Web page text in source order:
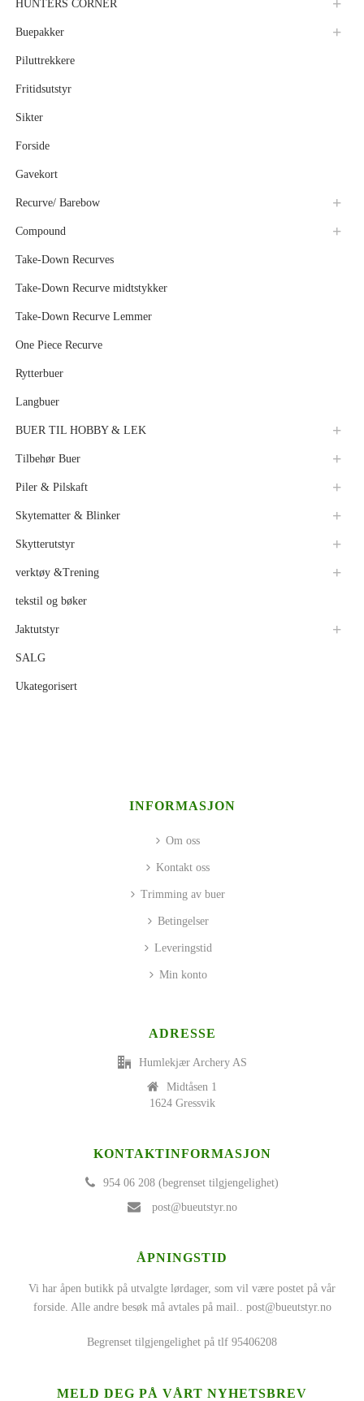
HUNTERS CORNER
Buepakker
Piluttrekkere
Fritidsutstyr
Sikter
Forside
Gavekort
Recurve/ Barebow
Compound
Take-Down Recurves
Take-Down Recurve midtstykker
Take-Down Recurve Lemmer
One Piece Recurve
Rytterbuer
Langbuer
BUER TIL HOBBY & LEK
Tilbehør Buer
Piler & Pilskaft
Skytematter & Blinker
Skytterutstyr
verktøy &Trening
tekstil og bøker
Jaktutstyr
SALG
Ukategorisert
INFORMASJON
Om oss
Kontakt oss
Trimming av buer
Betingelser
Leveringstid
Min konto
ADRESSE
Humlekjær Archery AS
Midtåsen 1
1624 Gressvik
KONTAKTINFORMASJON
954 06 208 (begrenset tilgjengelighet)
post@bueutstyr.no
ÅPNINGSTID
Vi har åpen butikk på utvalgte lørdager, som vil være postet på vår
forside. Alle andre besøk må avtales på mail.. post@bueutstyr.no
Begrenset tilgjengelighet på tlf 95406208
MELD DEG PÅ VÅRT NYHETSBREV